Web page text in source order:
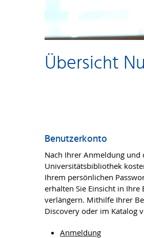
Übersicht
Benutzerkonto
Nach Ihrer Anmeldung und
Universitätsbibliothek
Ihrem persönlichen
erhalten Sie Einsicht in
verlängern. Mithilfe Ihrer
Discovery oder im Katalog
Anmeldung